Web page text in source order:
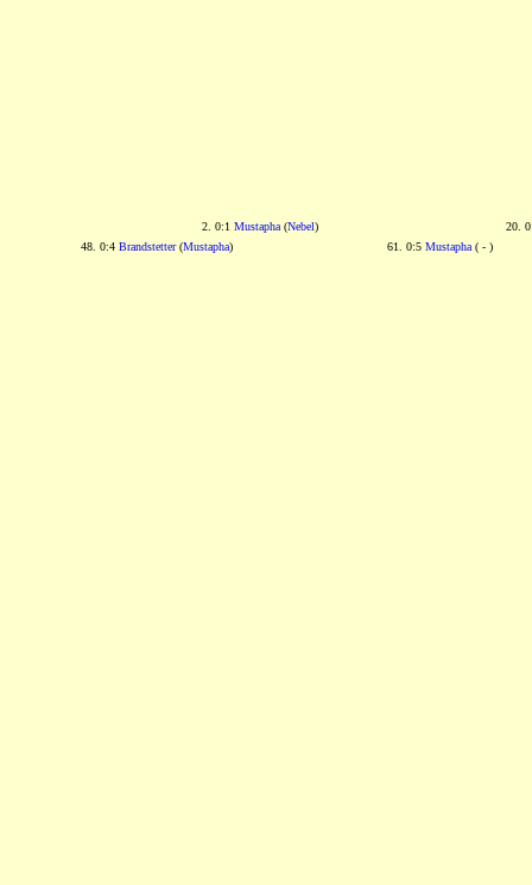
2. 0:1 Mustapha (Nebel)
20.
48. 0:4 Brandstetter(Mustapha) 61. 0:5 Mustapha ( - )